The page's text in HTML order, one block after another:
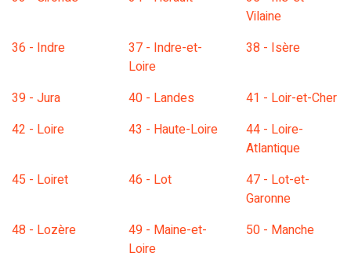
Vilaine
36 - Indre
37 - Indre-et-
Loire
38 - Isère
39 - Jura 40 - Landes
41 - Loir-et-Cher
42 - Loire
43 - Haute-Loire
44 - Loire-
Atlantique
45 - Loiret
46 - Lot
47 - Lot-et-
Garonne
48 - Lozère
49 - Maine-et-
Loire
50 - Manche